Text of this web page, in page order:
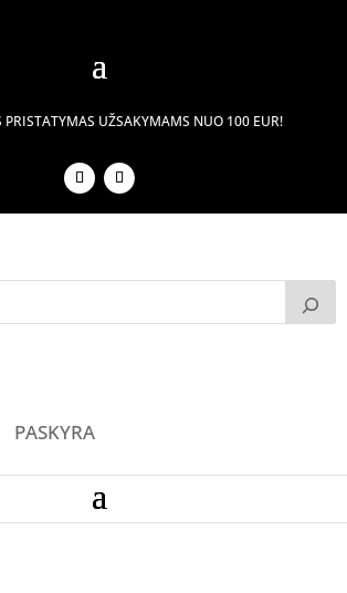
PRISTATYMAS UŽSAKYMAMS NUO 100 EUR!
PASKYRA